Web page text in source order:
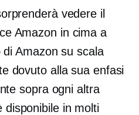
vedere il
Amazon in cima a
Amazon su scala
dovuto alla sua enfasi
sopra ogni altra
disponibile in molti